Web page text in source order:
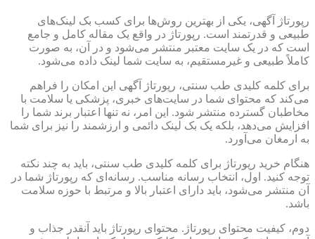
رپورتاژ آگهی، یکی از بهترین روش‌ها برای کسب بک لینک‌های
طبیعی و قدرتمند است. رپورتاژ در واقع یک مقاله کامل و جامع
است که در یک سایت معتبر منتشر می‌شود و در آن، به صورت
کاملاً طبیعی و غیرمستقیم، به سایت شما لینک داده می‌شود.
برای کلمه کلیدی طب سنتی، رپورتاژ آگهی این امکان را فراهم
می‌کند که محتوای شما در سایت‌های خبری، پزشکی یا سلامت با
مخاطبان گسترده منتشر شود. این امر، نه تنها اعتبار برند شما را
افزایش می‌دهد، بلکه یک بک لینک دائمی و ارزشمند را نیز برای شما
به ارمغان می‌آورد.
هنگام خرید رپورتاژ برای کلمه کلیدی طب سنتی، باید به چند نکته
توجه کنید. اول، انتخاب رسانه مناسب. رسانه‌ای که رپورتاژ شما در
آن منتشر می‌شود، باید دارای اعتبار بالا و مرتبط با حوزه سلامت
باشد.
دوم، کیفیت محتوای رپورتاژ. محتوای رپورتاژ باید آنقدر جذاب و